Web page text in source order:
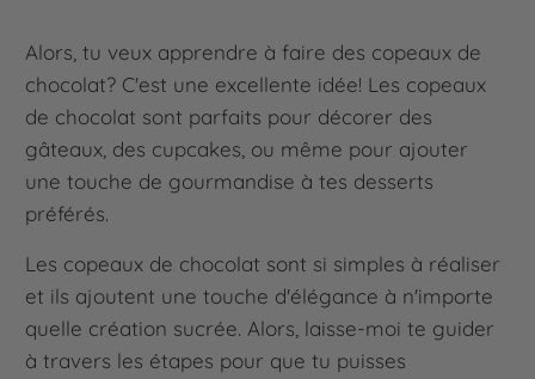
Alors, tu veux apprendre à faire des copeaux de
chocolat? C'est une excellente idée! Les copeaux
de chocolat sont parfaits pour décorer des
gâteaux, des cupcakes, ou même pour ajouter
une touche de gourmandise à tes desserts
préférés.
Les copeaux de chocolat sont si simples à réaliser
et ils ajoutent une touche d'élégance à n'importe
quelle création sucrée. Alors, laisse-moi te guider
à travers les étapes pour que tu puisses